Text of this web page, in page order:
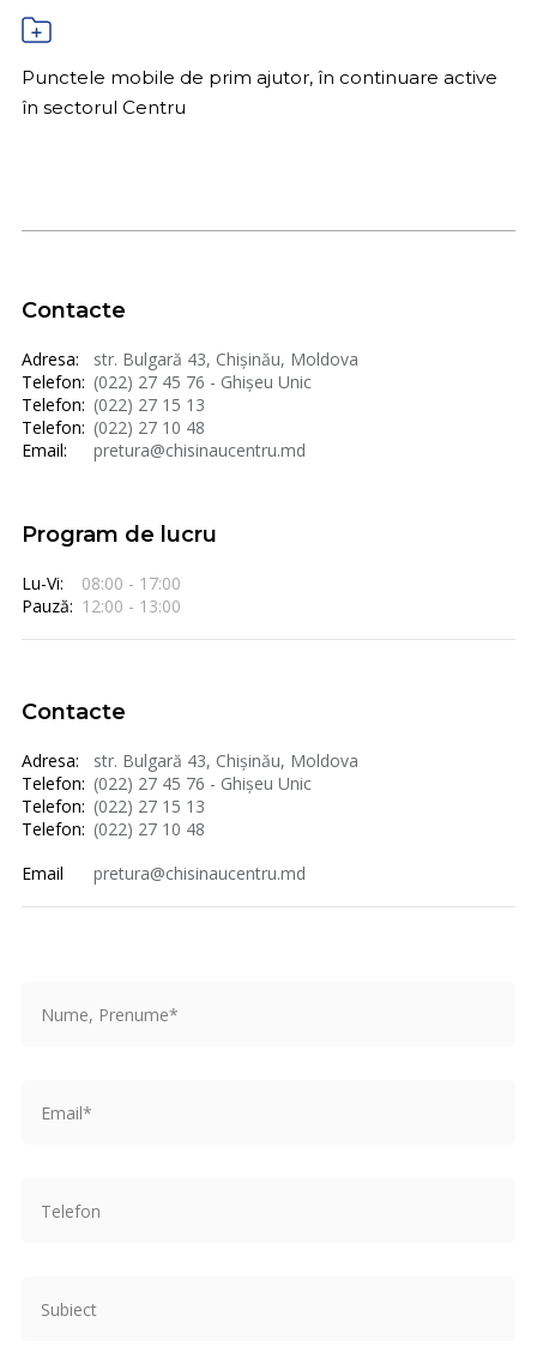
Punctele mobile de prim ajutor, în continuare active
în sectorul Centru
Contacte
Adresa:
str. Bulgară 43, Chișinău, Moldova
Telefon: (022) 27 45 76 - Ghișeu Unic
Telefon: (022) 27 15 13
Telefon: (022) 27 10 48
Email:
pretura@chisinaucentru.md
Program de lucru
Lu-Vi:
08:00 - 17:00
Pauză: 12:00 - 13:00
Contacte
Adresa:
str. Bulgară 43, Chișinău, Moldova
Telefon: (022) 27 45 76 - Ghișeu Unic
Telefon: (022) 27 15 13
Telefon: (022) 27 10 48
Email
pretura@chisinaucentru.md